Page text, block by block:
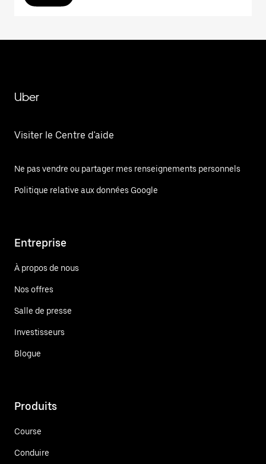
Uber
Visiter le Centre d'aide
Ne pas vendre ou partager mes renseignements personnels
Politique relative aux données Google
Entreprise
À propos de nous
Nos offres
Salle de presse
Investisseurs
Blogue
Produits
Course
Conduire